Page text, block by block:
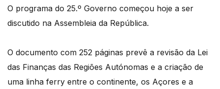
O programa do 25.º Governo começou hoje a ser
discutido na Assembleia da República.
O documento com 252 páginas prevê a revisão da Lei
das Finanças das Regiões Autónomas e a criação de
uma linha ferry entre o continente, os Açores e a